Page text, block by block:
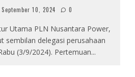
September 10, 2024 0
Utama PLN Nusantara Power,
sembilan delegasi perusahaan
(3/9/2024). Pertemuan...